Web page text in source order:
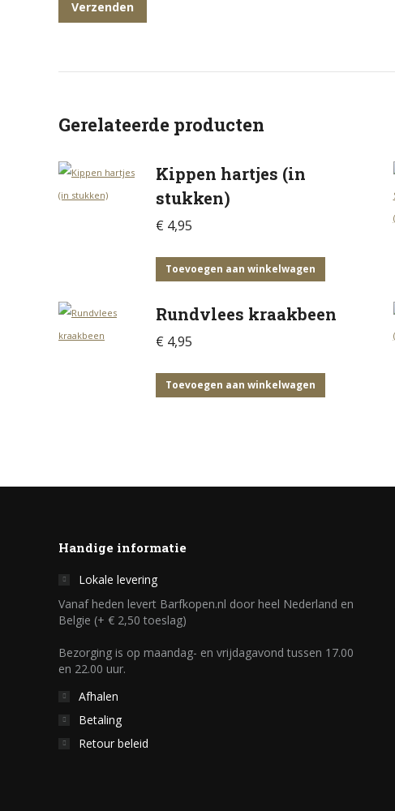
Gerelateerde producten
Kippen hartjes (in
stukken)
€ 4,95
Toevoegen aan winkelwagen
Rundvlees kraakbeen
€ 4,95
Toevoegen aan winkelwagen
Handige informatie
Lokale levering
Vanaf heden levert Barfkopen.nl door heel Nederland en
Belgie (+ € 2,50 toeslag)
Bezorging is op maandag- en vrijdagavond tussen 17.00
en 22.00 uur.
Afhalen
Betaling
Retour beleid